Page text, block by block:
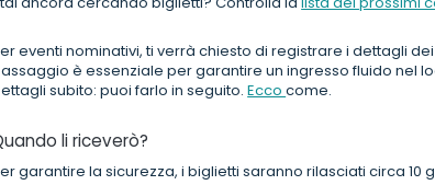
eventi nominativi, ti verrà chiesto di registrare i dettagli
è essenziale per garantire un ingresso fluido nel
subito: puoi farlo in seguito.Eccocome.
li riceverò?
garantire la sicurezza, i biglietti saranno rilasciati circa